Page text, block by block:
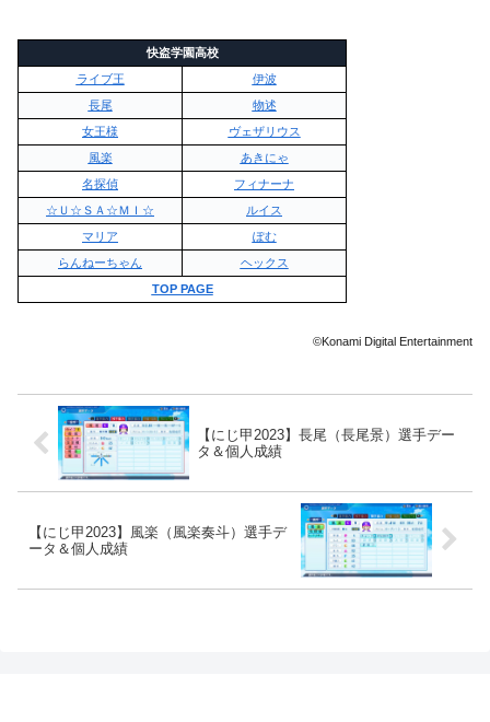
快盗学園高校
ライブ王
伊波
長尾
物述
女王様
ヴェザリウス
風楽
あきにゃ
名探偵
フィナーナ
☆Ｕ☆ＳＡ☆ＭＩ☆
ルイス
マリア
ぽむ
らんねーちゃん
ヘックス
TOP PAGE
©Konami Digital Entertainment
【にじ甲2023】長尾（長尾景）選手デー
タ＆個人成績
【にじ甲2023】風楽（風楽奏斗）選手デ
ータ＆個人成績